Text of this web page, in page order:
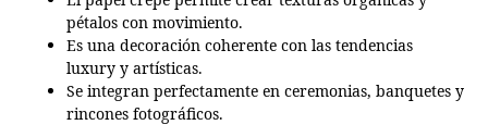
pétalos con movimiento.
Es una decoración coherente con las tendencias
luxury y artísticas.
Se integran perfectamente en ceremonias, banquetes y
rincones fotográficos.